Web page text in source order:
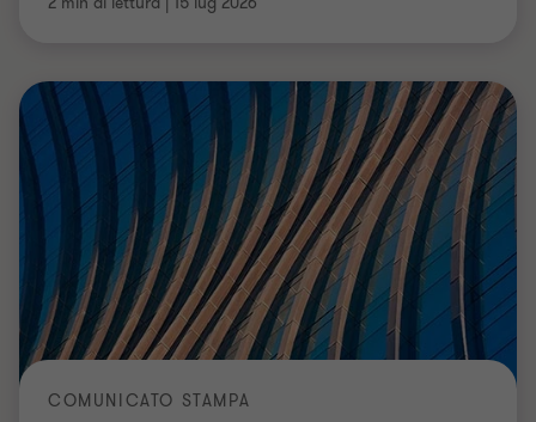
COMUNICATO STAMPA